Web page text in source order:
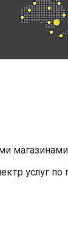
услуг